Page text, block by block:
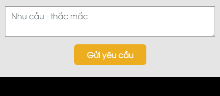
Gửi yêu cầu